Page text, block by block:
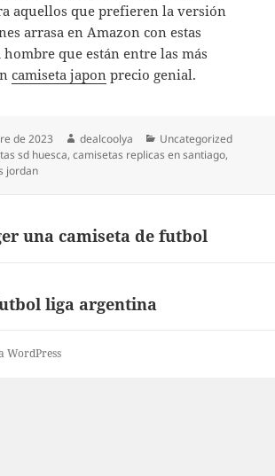
aquellos que prefieren la versión
arrasa en Amazon con estas
hombre que están entre las más
camiseta japon precio genial.
de 2023 Autor
dealcoolya Categorías
Uncategorized
sd huesca,camisetas replicas en santiago,
jordan
una camiseta de futbol
liga argentina
WordPress